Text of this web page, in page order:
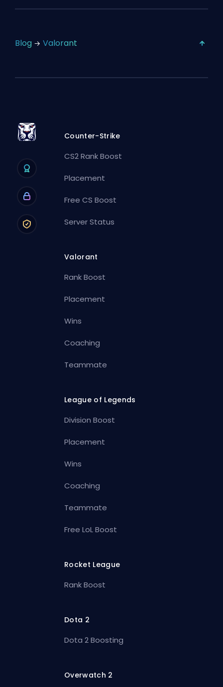
Blog Valorant
Counter-Strike
CS2 Rank Boost
Placement
Free CS Boost
Server Status
Valorant
Rank Boost
Placement
Wins
Coaching
Teammate
League of Legends
Division Boost
Placement
Wins
Coaching
Teammate
Free LoL Boost
Rocket League
Rank Boost
Dota 2
Dota 2 Boosting
Overwatch 2